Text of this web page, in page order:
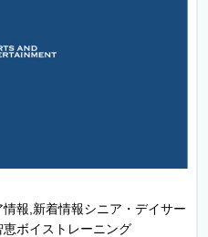
報,新着情報シニア・デイサー
ボイストレーニング